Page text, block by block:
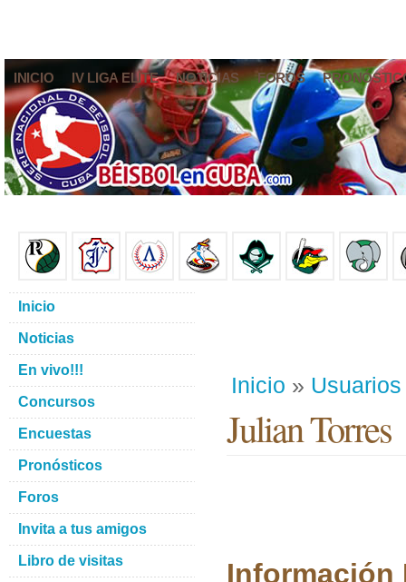
INICIO IV LIGA ELITE NOTICIAS FOROS
Inicio » Usuarios
Julian Torres
Información
Inicio
Noticias
En vivo!!!
Concursos
Encuestas
Pronósticos
Foros
Invita a tus amigos
Libro de visitas